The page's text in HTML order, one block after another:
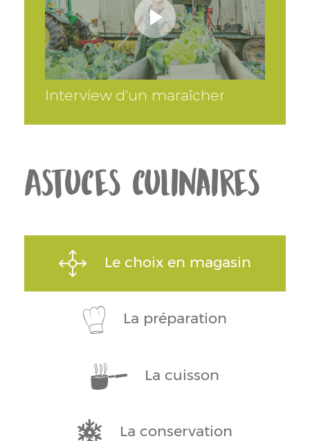
Interview d'un maraîcher
Astuces culinaires
Le choix en magasin
La préparation
La cuisson
La conservation